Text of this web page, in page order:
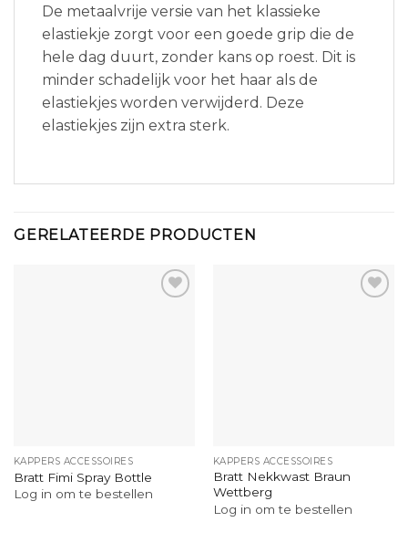
De metaalvrije versie van het klassieke
elastiekje zorgt voor een goede grip die de
hele dag duurt, zonder kans op roest. Dit is
minder schadelijk voor het haar als de
elastiekjes worden verwijderd. Deze
elastiekjes zijn extra sterk.
GERELATEERDE PRODUCTEN
KAPPERS ACCESSOIRES
Bratt Fimi Spray Bottle
Log in om te bestellen
KAPPERS ACCESSOIRES
Bratt Nekkwast Braun
Wettberg
Log in om te bestellen